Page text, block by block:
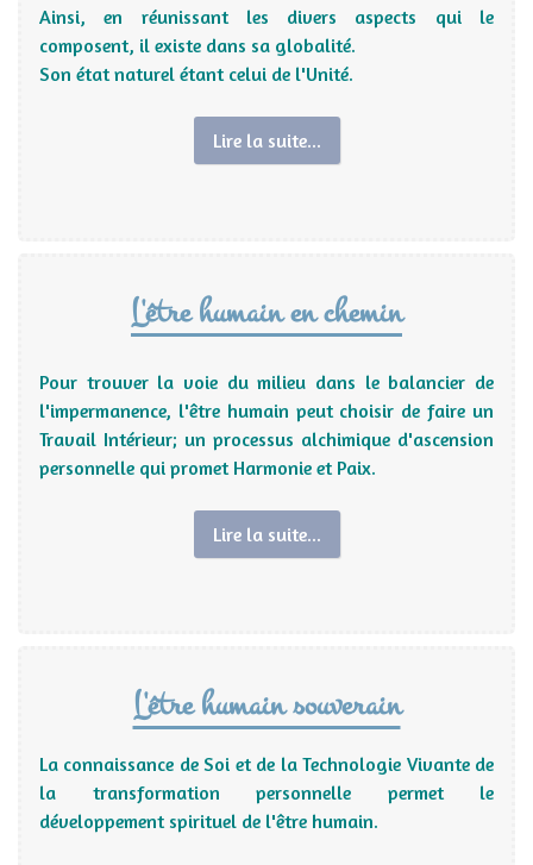
Ainsi, en réunissant les divers aspects qui le
composent, il existe dans sa globalité.
Son état naturel étant celui de l'Unité.
Lire la suite...
L'être humain en chemin
Pour trouver la voie du milieu dans le balancier de
l'impermanence, l'être humain peut choisir de faire un
Travail Intérieur; un processus alchimique d'ascension
personnelle qui promet Harmonie et Paix.
Lire la suite...
L'être humain souverain
La connaissance de Soi et de la Technologie Vivante de
la transformation personnelle permet le
développement spirituel de l'être humain.